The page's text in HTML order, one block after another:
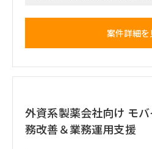
案件詳細を
外資系製薬会社向け モ
務改善＆業務運用支援